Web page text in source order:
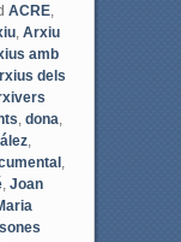
ACRE,
, Arxiu
amb
dels
dona
,
,
, Joan